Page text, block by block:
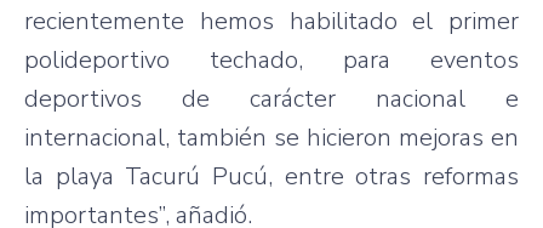
recientemente hemos habilitado el primer
polideportivo techado, para eventos
deportivos de carácter nacional e
internacional, también se hicieron mejoras en
la playa Tacurú Pucú, entre otras reformas
importantes”, añadió.